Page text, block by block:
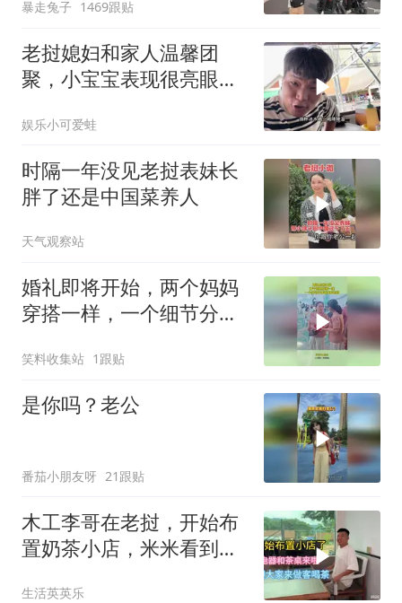
暴走兔子 1469跟贴
老挝媳妇和家人温馨团
聚，小宝宝表现很亮眼，
娱乐小可爱蛙
时隔一年没见老挝表妹长
胖了还是中国菜养人
天气观察站
婚礼即将开始，两个妈妈
穿搭一样，一个细节分清
笑料收集站 1跟贴
是你吗？老公
番茄小朋友呀 21跟贴
木工李哥在老挝，开始布
置奶茶小店，米米看到会
生活英英乐